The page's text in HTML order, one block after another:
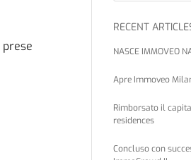
RECENT
NASCE IMMOVEO
Apre Immoveo
Rimborsato il
residences
Concluso con